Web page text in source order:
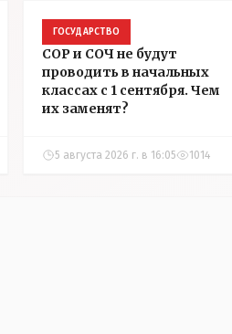
ГОСУДАРСТВО
СОР и СОЧ не будут
проводить в начальных
классах с 1 сентября. Чем
их заменят?
5 августа 2026 г. в 16:05 1014